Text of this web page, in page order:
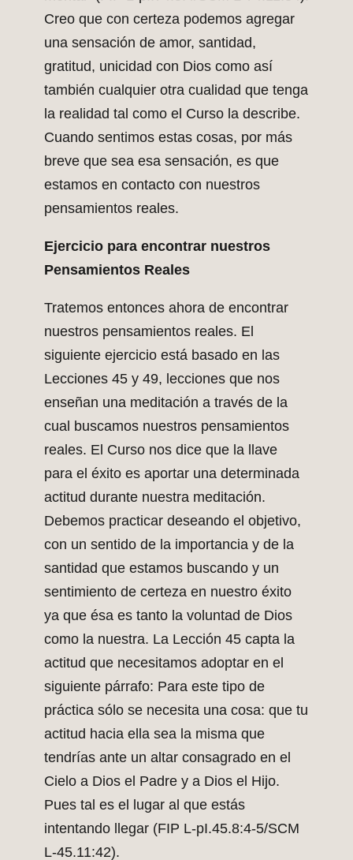
Creo que con certeza podemos agregar
una sensación de amor, santidad,
gratitud, unicidad con Dios como así
también cualquier otra cualidad que tenga
la realidad tal como el Curso la describe.
Cuando sentimos estas cosas, por más
breve que sea esa sensación, es que
estamos en contacto con nuestros
pensamientos reales.
Ejercicio para encontrar nuestros
Pensamientos Reales
Tratemos entonces ahora de encontrar
nuestros pensamientos reales. El
siguiente ejercicio está basado en las
Lecciones 45 y 49, lecciones que nos
enseñan una meditación a través de la
cual buscamos nuestros pensamientos
reales. El Curso nos dice que la llave
para el éxito es aportar una determinada
actitud durante nuestra meditación.
Debemos practicar deseando el objetivo,
con un sentido de la importancia y de la
santidad que estamos buscando y un
sentimiento de certeza en nuestro éxito
ya que ésa es tanto la voluntad de Dios
como la nuestra. La Lección 45 capta la
actitud que necesitamos adoptar en el
siguiente párrafo: Para este tipo de
práctica sólo se necesita una cosa: que tu
actitud hacia ella sea la misma que
tendrías ante un altar consagrado en el
Cielo a Dios el Padre y a Dios el Hijo.
Pues tal es el lugar al que estás
intentando llegar (FIP L-pI.45.8:4-5/SCM
L-45.11:42).